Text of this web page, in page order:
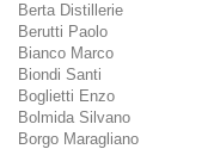
Berta Distillerie
Berutti Paolo
Bianco Marco
Biondi Santi
Boglietti Enzo
Bolmida Silvano
Borgo Maragliano